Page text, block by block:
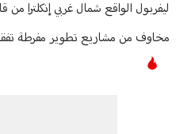
ليفربول الواقع شمال غربي إنكلترا من
مخاوف من مشاريع تطوير مفرطة